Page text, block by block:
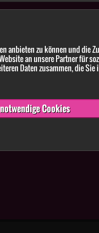
anbieten zu können und die
an unsere Partner für
Daten zusammen, die Sie
Cookies
Wissentlich falsche oder